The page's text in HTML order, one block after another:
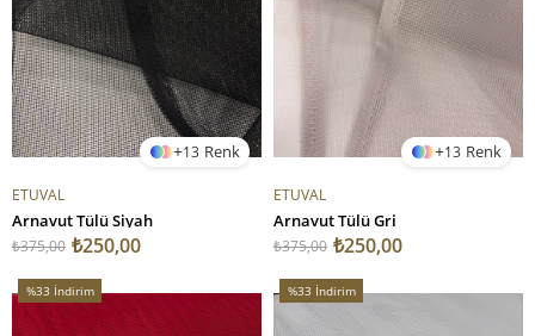
13
ETUVAL
Arnavut Tülü Siyah
₺250,00
₺375,00
13
ETUVAL
Arnavut Tülü Gri
₺250,00
₺375,00
%33 İndirim
%33İndirim
%33 İndirim